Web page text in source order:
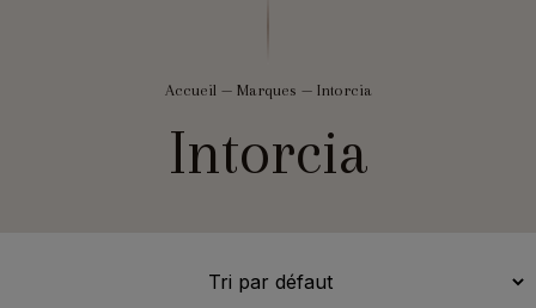
Accueil — Marques — Intorcia
Intorcia